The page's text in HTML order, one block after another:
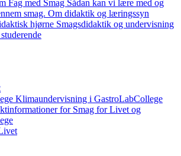
Fag med Smag Sådan kan vi lære med og
smag. Om didaktik og læringssyn
hjørne Smagsdidaktik og undervisning
Klimaundervisning i GastroLabCollege
for Smag for Livet og